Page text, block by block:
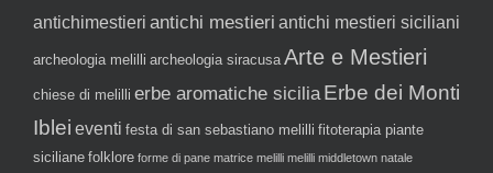
antichimestieri antichi mestieri antichi mestieri siciliani
archeologia melilli archeologia siracusa Arte e Mestieri
chiese di melilli erbe aromatiche sicilia Erbe dei Monti
Iblei eventi festa di san sebastiano melilli fitoterapia piante
siciliane folklore forme di pane matrice melilli melilli middletown natale